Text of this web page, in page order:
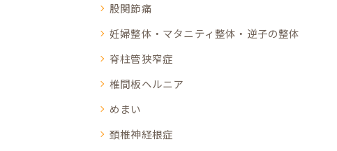
股関節痛
妊婦整体・マタニティ整体・逆子の整体
脊柱管狭窄症
椎間板ヘルニア
めまい
頚椎神経根症